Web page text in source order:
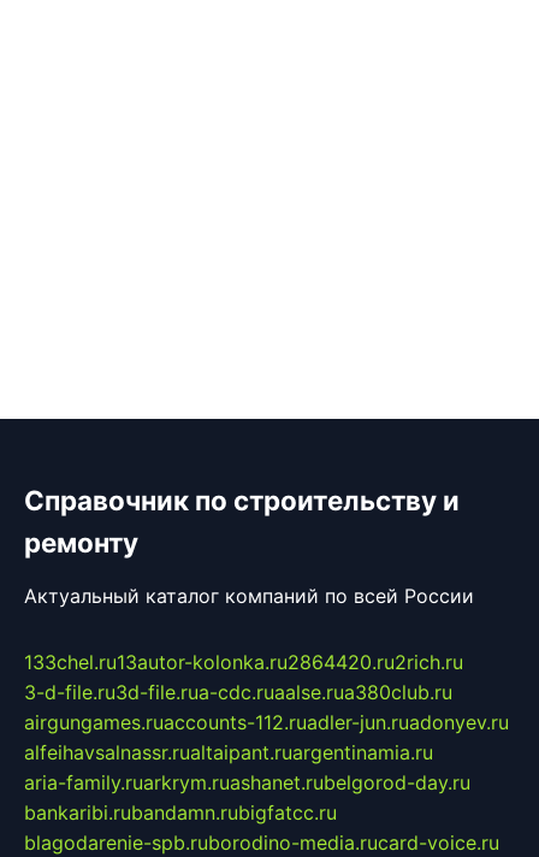
Справочник по строительству и
ремонту
Актуальный каталог компаний по всей России
133chel.ru13autor-kolonka.ru2864420.ru2rich.ru
3-d-file.ru3d-file.rua-cdc.ruaalse.rua380club.ru
airgungames.ruaccounts-112.ruadler-jun.ruadonyev.ru
alfeihavsalnassr.rualtaipant.ruargentinamia.ru
aria-family.ruarkrym.ruashanet.rubelgorod-day.ru
bankaribi.rubandamn.rubigfatcc.ru
blagodarenie-spb.ruborodino-media.rucard-voice.ru